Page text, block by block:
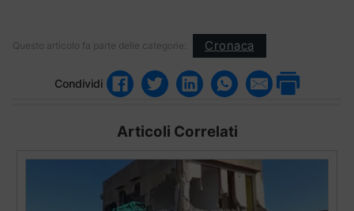
Questo articolo fa parte delle categorie: Cronaca
Condividi
Articoli Correlati